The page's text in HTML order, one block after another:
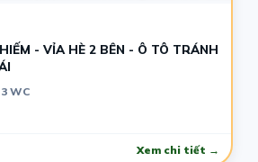
- VỈA HÈ 2 BÊN - Ô TÔ TRÁNH
3 WC
Xem chi tiết →